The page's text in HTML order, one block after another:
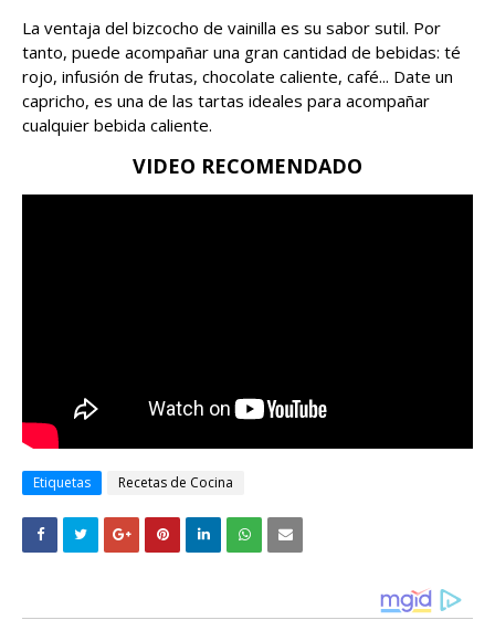
La ventaja del bizcocho de vainilla es su sabor sutil. Por
tanto, puede acompañar una gran cantidad de bebidas: té
rojo, infusión de frutas, chocolate caliente, café... Date un
capricho, es una de las tartas ideales para acompañar
cualquier bebida caliente.
VIDEO RECOMENDADO
Etiquetas Recetas de Cocina